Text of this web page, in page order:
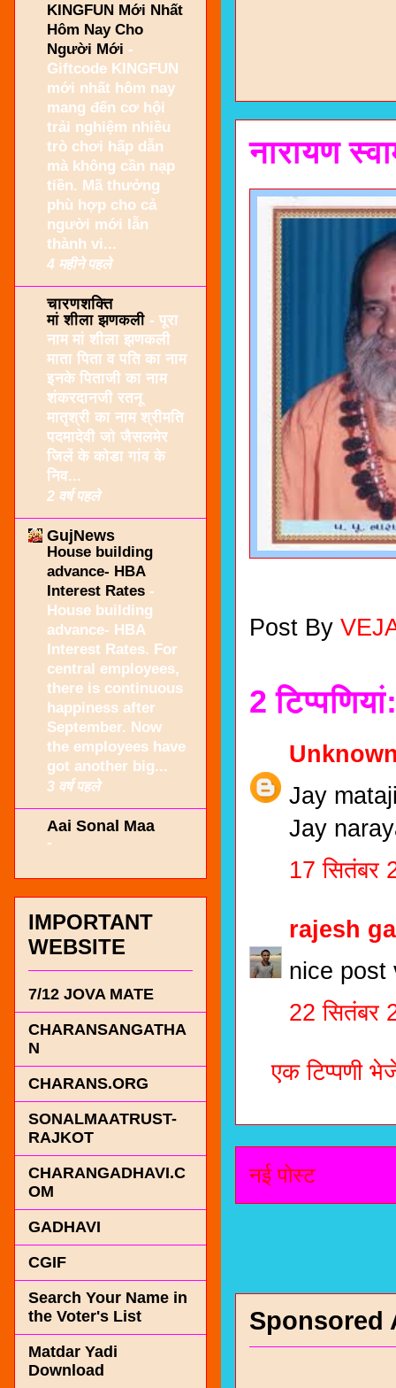
नारायण
Post By
2 टिप्‍पणियां:
Jay
Jay
17 सितंबर
rajesh
nice post
22 सितंबर
एक टिप्पणी
नई पोस्ट
Sponsored
KINGFUN Mới Nhất
Hôm Nay Cho
Người Mới -
Giftcode KINGFUN
mới nhất hôm nay
mang đến cơ hội
trải nghiệm nhiều
trò chơi hấp dẫn
mà không cần nạp
tiền. Mã thưởng
phù hợp cho cả
người mới lẫn
thành vi...
4 महीने पहले
चारणशक्ति
मां शीला झणकली - पूरा
नाम मां शीला झणकली
माता पिता व पति का नाम
इनके पिताजी का नाम
शंकरदानजी रतनू
मातृश्री का नाम श्रीमति
पदमादेवी जो जैसलमेर
जिलें के कोडा गांव के
निव...
2 वर्ष पहले
GujNews
House building
advance- HBA
Interest Rates -
House building
advance- HBA
Interest Rates. For
central employees,
there is continuous
happiness after
September. Now
the employees have
got another big...
3 वर्ष पहले
Aai Sonal Maa
-
IMPORTANT
WEBSITE
7/12 JOVA MATE
CHARANSANGATHA
N
CHARANS.ORG
SONALMAATRUST-
RAJKOT
CHARANGADHAVI.C
OM
GADHAVI
CGIF
Search Your Name in
the Voter's List
Matdar Yadi
Download